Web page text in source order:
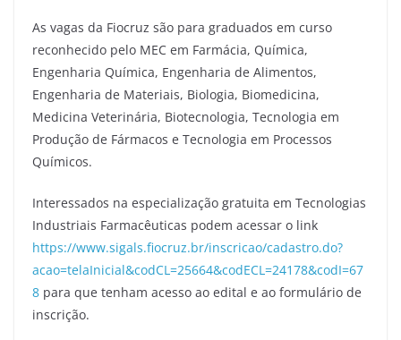
As vagas da Fiocruz são para graduados em curso
reconhecido pelo MEC em Farmácia, Química,
Engenharia Química, Engenharia de Alimentos,
Engenharia de Materiais, Biologia, Biomedicina,
Medicina Veterinária, Biotecnologia, Tecnologia em
Produção de Fármacos e Tecnologia em Processos
Químicos.
Interessados na especialização gratuita em Tecnologias
Industriais Farmacêuticas podem acessar o link
https://www.sigals.fiocruz.br/inscricao/cadastro.do?
acao=telaInicial&codCL=25664&codECL=24178&codI=67
8 para que tenham acesso ao edital e ao formulário de
inscrição.